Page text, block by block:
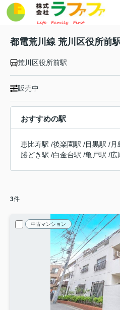
都電荒川線 荒川区役所前
荒川区役所前駅
販売中
おすすめの駅
恵比寿駅 /後楽園駅 /目黒駅 /月
勝どき駅 /白金台駅 /亀戸駅 /広
3件
中古マンション